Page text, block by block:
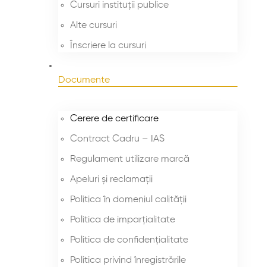
Cursuri instituții publice
Alte cursuri
Înscriere la cursuri
Documente
Cerere de certificare
Contract Cadru – IAS
Regulament utilizare marcă
Apeluri și reclamații
Politica în domeniul calității
Politica de imparțialitate
Politica de confidențialitate
Politica privind înregistrările